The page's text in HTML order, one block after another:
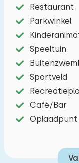
Heerlijk chalet
woonkamer
televisie en de
beschikt over
elk voorzien
badkamer vindt
is er een tuin
Ook is er een
Restaurant
Parkwinkel
Speeltuin
Sportveld
Café/Bar
Oplaadpunt